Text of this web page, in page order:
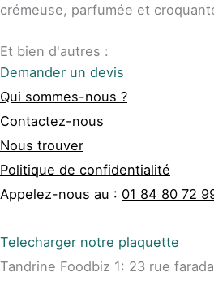
crémeuse, parfumée et
Et bien d'autres :
Demander un devis
Qui sommes-nous ?
Contactez-nous
Nous trouver
Politique de confidentialité
Appelez-nous au : 01 84 80 72
Telecharger notre plaquette
Tandrine Foodbiz 1: 23 rue